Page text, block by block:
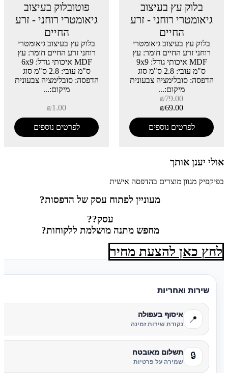
בלוק עץ בעיצוב
גיאומטרי רוחני - זרע
החיים
בלוק עץ בעיצוב גיאומטרי
רוחני זרע החיים חומר: עץ
MDF איכותי גודל: 9x9
ס"מ עובי: 2.8 ס"מ סוג
הדפסה: סובלימציה צבעונית
מיקום:...
₪79.00
₪69.00
לפרטים נוספים
פוטובלוק בעיצוב
גיאומטרי רוחני - זרע
החיים
בלוק עץ בעיצוב גיאומטרי
רוחני זרע החיים חומר: עץ
MDF איכותי גודל: 6x9
ס"מ עובי: 2.8 ס"מ סוג
הדפסה: סובלימציה צבעונית
מיקום:...
₪1.00
לפרטים נוספים
אולי יענן אותך
בפיקפיק מגוון מוצרים בהדפסה אישית
מעוניין לפתוח עסק של הדפסות?
עסק??
מחפש מתנה מושלמת ללקוחות?
לחץ כאן להצעת מחיר
שירות ואחריות
📍 איסוף בעפולה
נקודת שירות זמינה
🔒 תשלום מאובטח
שמירה על פרטיות